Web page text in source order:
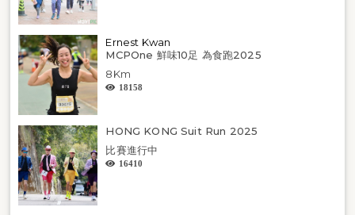
Ernest Kwan
MCPOne 鮮味10足 為食跑2025
8Km
18158
HONG KONG Suit Run 2025
比賽進行中
16410